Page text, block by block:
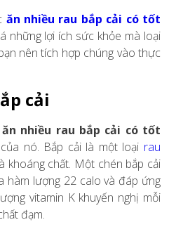
ăn nhiều rau bắp cải có tốt
những lợi ích sức khỏe mà loại
nên tích hợp chúng vào thực
cải
ăn nhiều rau bắp cải có tốt
nó. Bắp cải là một loại rau
khoáng chất. Một chén bắp cải
hàm lượng 22 calo và đáp ứng
vitamin K khuyến nghị mỗi
đạm.